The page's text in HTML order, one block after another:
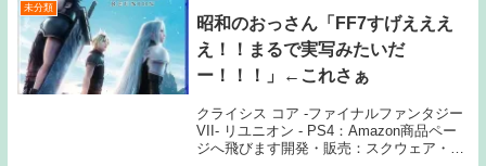
未分類
昭和のおっさん「FF7すげえええ
え！！まるで実写みたいだ
ー！！！」←これさぁ
クライシス コア -ファイナルファンタジー
VII- リユニオン - PS4：Amazon商品ペー
ジへ飛びます開発・販売：スクウェア・エ